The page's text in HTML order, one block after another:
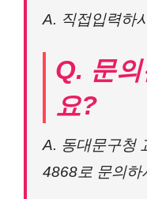
A. 직접입력하
Q. 문
요?
A. 동대문구청
4868로 문의하